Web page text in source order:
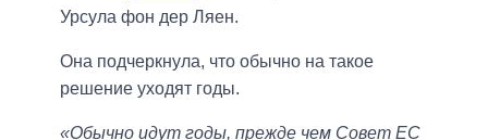
Урсула фон дер Ляен.
Она подчеркнула, что обычно на такое
решение уходят годы.
«Обычно идут годы, прежде чем Совет ЕС